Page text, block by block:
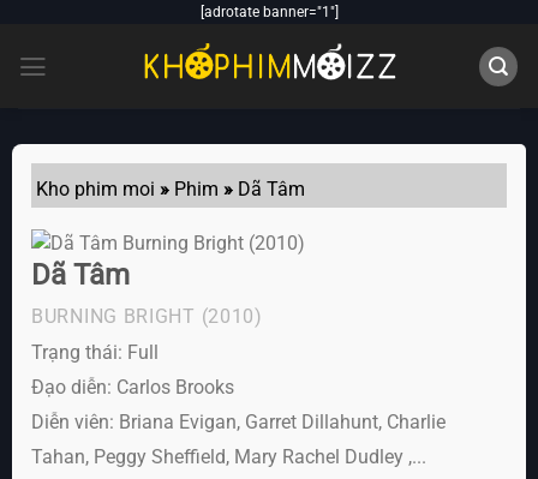
content
[adrotate banner="1"]
Kho phim moi » Phim » Dã Tâm
Dã Tâm
BURNING BRIGHT (2010)
Trạng thái: Full
Đạo diễn: Carlos Brooks
Diễn viên: Briana Evigan, Garret Dillahunt, Charlie
Tahan, Peggy Sheffield, Mary Rachel Dudley ,...